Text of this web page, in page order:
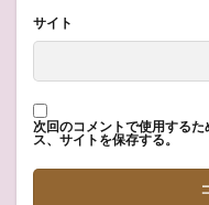
サイト
次回のコメントで使用する
ス、サイトを保存する。